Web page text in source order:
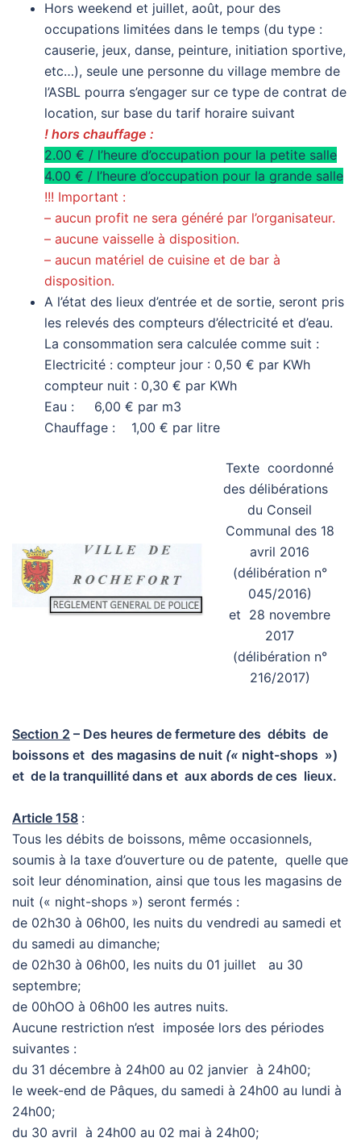
Hors weekend et juillet, août, pour des
occupations limitées dans le temps (du type :
causerie, jeux, danse, peinture, initiation sportive,
etc…), seule une personne du village membre de
l’ASBL pourra s’engager sur ce type de contrat de
location, sur base du tarif horaire suivant
! hors chauffage :
2.00 € / l’heure d’occupation pour la petite salle
4.00 € / l’heure d’occupation pour la grande salle
!!! Important :
– aucun profit ne sera généré par l’organisateur.
– aucune vaisselle à disposition.
– aucun matériel de cuisine et de bar à
disposition.
A l’état des lieux d’entrée et de sortie, seront pris
les relevés des compteurs d’électricité et d’eau.
La consommation sera calculée comme suit :
Electricité : compteur jour : 0,50 € par KWh
compteur nuit : 0,30 € par KWh
Eau : 6,00 € par m3
Chauffage : 1,00 € par litre
Texte coordonné
des délibérations
du Conseil
Communal des 18
avril 2016
(délibération n°
045/2016)
et 28 novembre
2017
(délibération n°
216/2017)
Section 2 – Des heures de fermeture des débits de
boissons et des magasins de nuit (« night-shops »)
et de la tranquillité dans et aux abords de ces lieux.
Article 158 :
Tous les débits de boissons, même occasionnels,
soumis à la taxe d’ouverture ou de patente, quelle que
soit leur dénomination, ainsi que tous les magasins de
nuit (« night-shops ») seront fermés :
de 02h30 à 06h00, les nuits du vendredi au samedi et
du samedi au dimanche;
de 02h30 à 06h00, les nuits du 01 juillet au 30
septembre;
de 00hOO à 06h00 les autres nuits.
Aucune restriction n’est imposée lors des périodes
suivantes :
du 31 décembre à 24h00 au 02 janvier à 24h00;
le week-end de Pâques, du samedi à 24h00 au lundi à
24h00;
du 30 avril à 24h00 au 02 mai à 24h00;